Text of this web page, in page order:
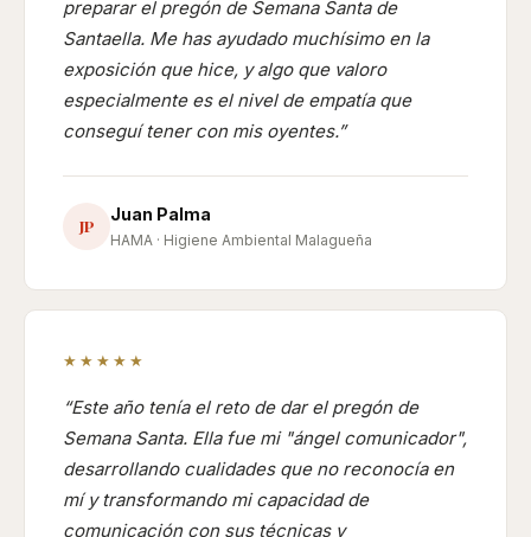
preparar el pregón de Semana Santa de
Santaella. Me has ayudado muchísimo en la
exposición que hice, y algo que valoro
especialmente es el nivel de empatía que
conseguí tener con mis oyentes.
JP
Juan Palma
HAMA · Higiene Ambiental Malagueña
★★★★★
Este año tenía el reto de dar el pregón de
Semana Santa. Ella fue mi "ángel comunicador",
desarrollando cualidades que no reconocía en
mí y transformando mi capacidad de
comunicación con sus técnicas y